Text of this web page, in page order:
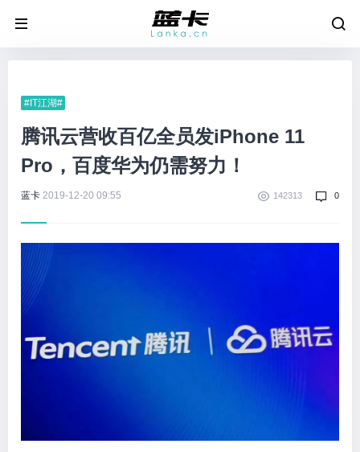
#IT江湖#
腾讯云营收百亿全员发iPhone 11
Pro，百度华为仍需努力！
蓝卡 2019-12-20 09:55 142313 0